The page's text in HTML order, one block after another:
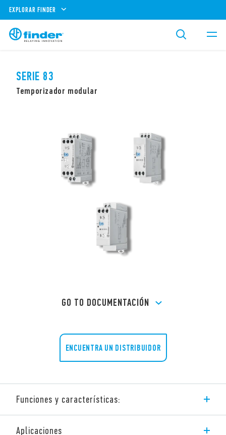
EXPLORAR FINDER
SERIE 83
Temporizador modular
GO TO DOCUMENTACIÓN
ENCUENTRA UN DISTRIBUIDOR
Funciones y características:
/ o monofunción.
Aplicaciones